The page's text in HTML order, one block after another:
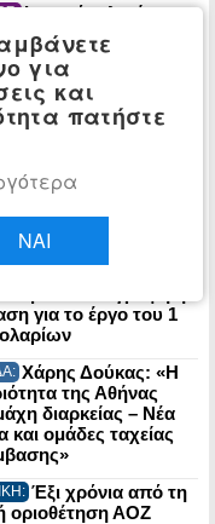
Ιρανικό τελεσίγραφο
«Αν μας
τινάζουμε στον
ενέργεια του
Έντονη
για τις ελλείψεις
που περιορίζουν
στο Ιράν
για το έργο του 1
Χάρης Δούκας: «Η
της Αθήνας
διαρκείας – Νέα
και ομάδες ταχείας
Έξι χρόνια από τη
οριοθέτηση ΑΟΖ
για
και
πατήστε
ΝΑΙ